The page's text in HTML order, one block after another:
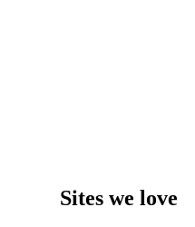
Sites we love